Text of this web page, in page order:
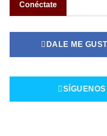
Conéctate
DALE ME